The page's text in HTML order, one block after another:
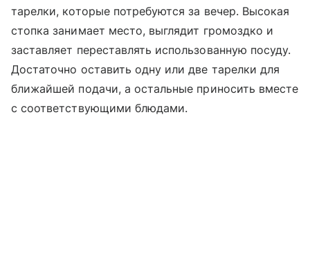
тарелки, которые потребуются за вечер. Высокая
стопка занимает место, выглядит громоздко и
заставляет переставлять использованную посуду.
Достаточно оставить одну или две тарелки для
ближайшей подачи, а остальные приносить вместе
с соответствующими блюдами.